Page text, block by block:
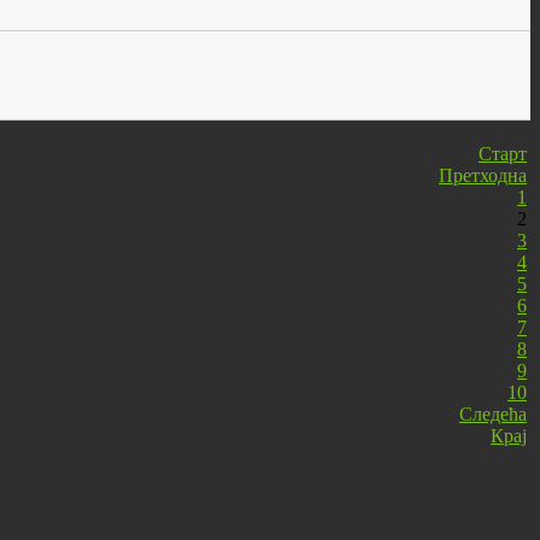
Старт
Претходна
1
2
3
4
5
6
7
8
9
10
Следећа
Крај